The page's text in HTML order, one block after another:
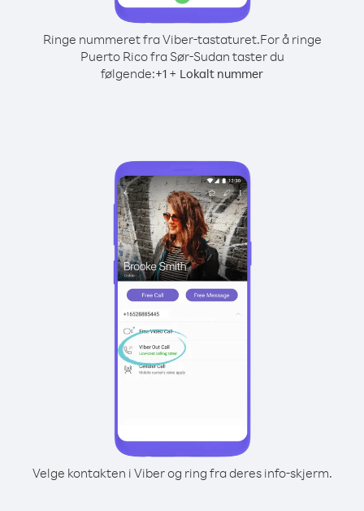
Ringe nummeret fra Viber-tastaturet.For å ringe
Puerto Rico fra Sør-Sudan taster du
følgende:+1 + Lokalt nummer
Velge kontakten i Viber og ring fra deres info-skjerm.